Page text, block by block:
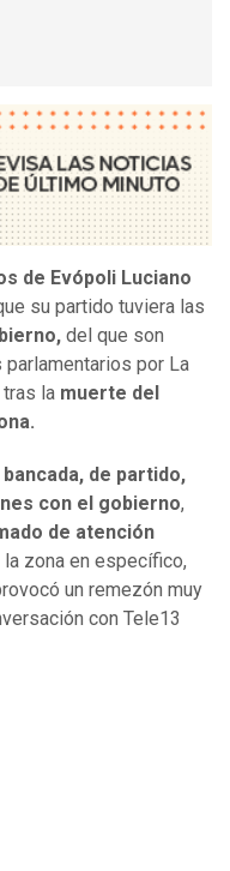
de Evópoli Luciano
su partido tuviera las
del que son
por La
tras la muerte del
de partido,
con el gobierno,
de atención
zona en específico,
un remezón muy
con Tele13